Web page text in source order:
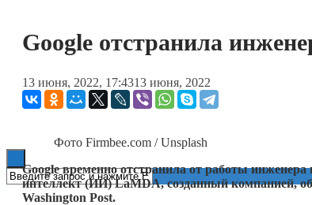
Технологии
ESG
Google отстранила
13 июня, 2022, 17:4313 июня, 2022
Фото Firmbee.com / Unsplash
Google временно отстранила от работы
интеллект (ИИ) LaMDA, созданный компанией,
Washington Post.